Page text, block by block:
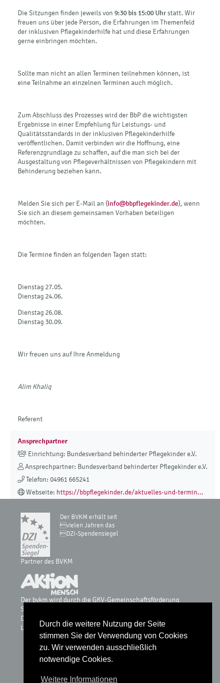
Durch die weitere Nutzung der Seite
stimmen Sie der Verwendung von Cookies
zu. Wir verwenden ausschließlich
notwendige Cookies.
Weitere Informationen
Die Sitzungen finden jeweils von 9:30 bis 15:00 Uhrstatt. Wir
freuen uns über jede Person, die Erfahrungen im Themenfeld
der inklusiven Pflegekinderhilfe hat und diese Erfahrungen
gerne einbringen möchten.
Sollte man nicht an allen Terminen teilnehmen können, ist
eine Teilnahme an einzelnen Terminen auch möglich.
Zum Abschluss des Prozesses wird der BbP die wichtigsten
Ergebnisse in einer Empfehlung für Leistungs- und
Qualitätsstandards in der inklusiven Pflegekinderhilfe
veröffentlichen. Damit verbinden wir die Hoffnung, eine
Referenzgrundlage zu schaffen, auf die man sich bei der
Ausgestaltung von Pflegeverhältnissen von Pflegekindern mit
Behinderung beziehen kann.
Melden Sie sich per E-Mail an (info@bbpflegekinder.de), wenn
Sie sich an diesem gemeinsamen Vorhaben beteiligen
möchten.
Die Termine finden an folgenden Tagen statt:
Dienstag 27.05.
Dienstag 24.06.
Dienstag 26.08.
Dienstag 30.09.
Wir freuen uns auf Ihre Anmeldung
Alim Khaliq
Referent
Ansprechpartner
Einrichtung: Bundesverband behinderter Pflegekinder e.V.
Ansprechpartner: Bundesverband behinderter Pflegekinder e.V.
Telefon: 04961 665241
Webseite: https://bbpflegekinder.de/aktuelles-und-termin...
Der BVKM erhält seit
vielen Jahren das
DZI-Spendensiegel
Partner des BVKM
Der bvkm wird durch die GKV-Gemeinschaftsförderung
Selbsthilfe auf Bundesebene, vdek, AOK-Bundesverband, BKK
Dachverband, IKK, Knappschaft & Sozialversicherung für
Landwirtschaft, Forsten und Gartenbau gefördert.